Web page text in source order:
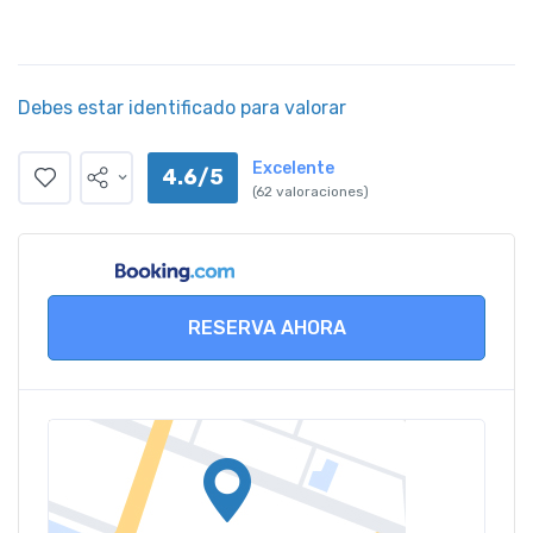
Debes estar identificado para valorar
4.6/5 Excelente
(62 valoraciones)
RESERVA AHORA